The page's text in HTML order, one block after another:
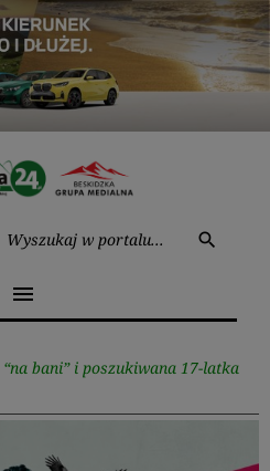
search
menu
bani” i poszukiwana 17-latka